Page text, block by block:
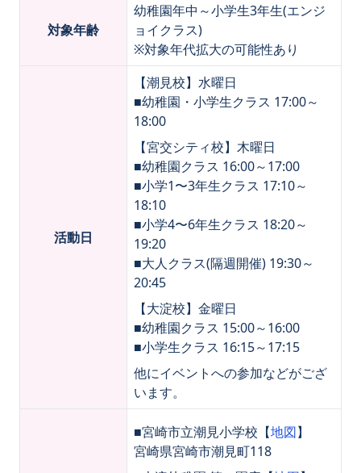
対象年齢
幼稚園年中～小学生3年生(エンジ
ョイクラス)
※対象年代拡大の可能性あり
活動日
【潮見校】 水曜日
■幼稚園・小学生クラス 17:00～
18:00
【宮交シティ校】 木曜日
■幼稚園クラス 16:00～17:00
■小学1〜3年生クラス 17:10～
18:10
■小学4〜6年生クラス 18:20～
19:20
■大人クラス(隔週開催) 19:30～
20:45
【大淀校】 金曜日
■幼稚園クラス 15:00～16:00
■小学生クラス 16:15～17:15
他にイベントへの参加などがござ
います。
■宮崎市立潮見小学校【地図】
宮崎県宮崎市潮見町118